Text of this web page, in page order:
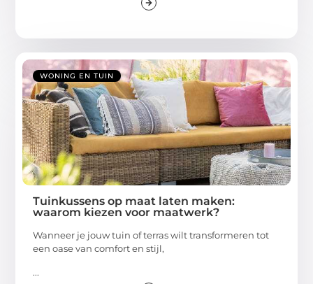
WONING EN TUIN
Tuinkussens op maat laten maken:
waarom kiezen voor maatwerk?
Wanneer je jouw tuin of terras wilt transformeren tot
een oase van comfort en stijl,
...